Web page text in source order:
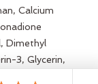
Calcium
Dimethyl
3, Glycerin,